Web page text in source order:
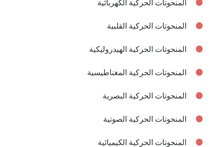
المنحوتات الحركية الكهربائية
المنحوتات الحركية القلبية
المنحوتات الحركية الهيدروليكية
المنحوتات الحركية المغناطيسية
المنحوتات الحركية البصرية
المنحوتات الحركية الصوتية
المنحوتات الحركية الكيميائية